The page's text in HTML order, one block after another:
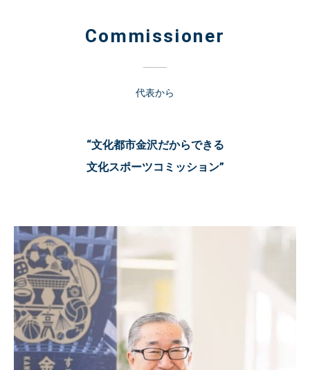
Commissioner
代表から
“文化都市金沢だからできる
文化スポーツコミッション”